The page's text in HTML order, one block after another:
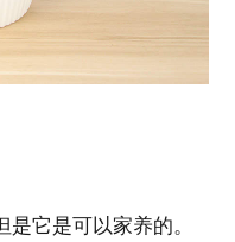
它是可以家养的。